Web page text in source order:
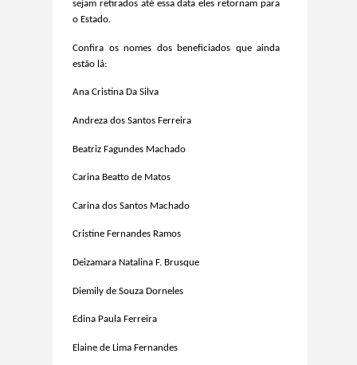
sejam retirados até essa data eles retornam para
o Estado.
Confira os nomes dos beneficiados que ainda
estão lá:
Ana Cristina Da Silva
Andreza dos Santos Ferreira
Beatriz Fagundes Machado
Carina Beatto de Matos
Carina dos Santos Machado
Cristine Fernandes Ramos
Deizamara Natalina F. Brusque
Diemily de Souza Dorneles
Edina Paula Ferreira
Elaine de Lima Fernandes